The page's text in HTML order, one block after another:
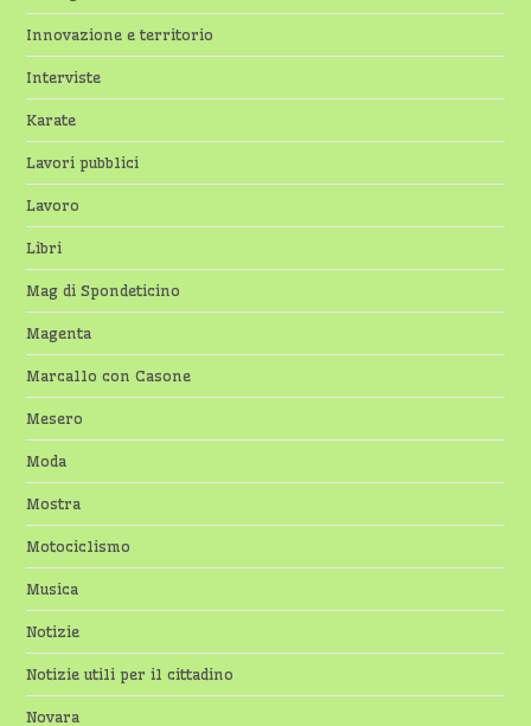
Innovazione e territorio
Interviste
Karate
Lavori pubblici
Lavoro
Libri
Mag di Spondeticino
Magenta
Marcallo con Casone
Mesero
Moda
Mostra
Motociclismo
Musica
Notizie
Notizie utili per il cittadino
Novara